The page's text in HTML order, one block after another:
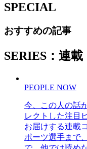
SPECIAL
おすすめの記事
SERIES：連載
PEOPLE NOW
今、この人の話
レクトした注目
お届けする連載
ポーツ選手まで